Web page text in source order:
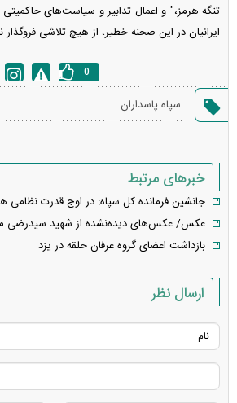
تنگه هرمز،" و اعمال تدابیر و سیاست‌های
ایرانیان در این صحنه خطیر، از هیچ تلاشی فروگذار
خطا
0
سپاه پاسداران
خبرهای مرتبط
جانشین فرمانده کل سپاه: در اوج قدرت نظامی
عکس/ عکس‌های دیده‌نشده از شهید سیدرضی
بازداشت اعضای گروه عرفان حلقه در یزد
ارسال نظر